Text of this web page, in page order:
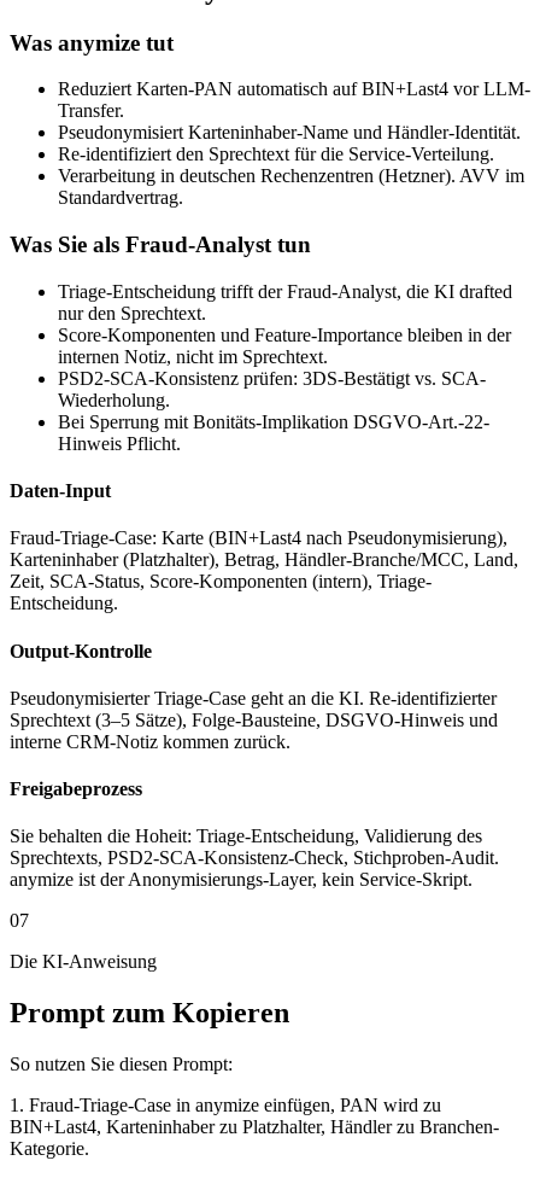
Was anymize tut
Reduziert Karten-PAN automatisch auf BIN+Last4 vor LLM-
Transfer.
Pseudonymisiert Karteninhaber-Name und Händler-Identität.
Re-identifiziert den Sprechtext für die Service-Verteilung.
Verarbeitung in deutschen Rechenzentren (Hetzner). AVV im
Standardvertrag.
Was Sie als Fraud-Analyst tun
Triage-Entscheidung trifft der Fraud-Analyst, die KI drafted
nur den Sprechtext.
Score-Komponenten und Feature-Importance bleiben in der
internen Notiz, nicht im Sprechtext.
PSD2-SCA-Konsistenz prüfen: 3DS-Bestätigt vs. SCA-
Wiederholung.
Bei Sperrung mit Bonitäts-Implikation DSGVO-Art.-22-
Hinweis Pflicht.
Daten-Input
Fraud-Triage-Case: Karte (BIN+Last4 nach Pseudonymisierung),
Karteninhaber (Platzhalter), Betrag, Händler-Branche/MCC, Land,
Zeit, SCA-Status, Score-Komponenten (intern), Triage-
Entscheidung.
Output-Kontrolle
Pseudonymisierter Triage-Case geht an die KI. Re-identifizierter
Sprechtext (3–5 Sätze), Folge-Bausteine, DSGVO-Hinweis und
interne CRM-Notiz kommen zurück.
Freigabeprozess
Sie behalten die Hoheit: Triage-Entscheidung, Validierung des
Sprechtexts, PSD2-SCA-Konsistenz-Check, Stichproben-Audit.
anymize ist der Anonymisierungs-Layer, kein Service-Skript.
07
Die KI-Anweisung
Prompt zum Kopieren
So nutzen Sie diesen Prompt:
1. Fraud-Triage-Case in anymize einfügen, PAN wird zu
BIN+Last4, Karteninhaber zu Platzhalter, Händler zu Branchen-
Kategorie.